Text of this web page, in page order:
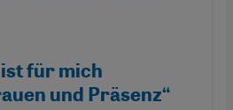
für mich
und Präsenz“